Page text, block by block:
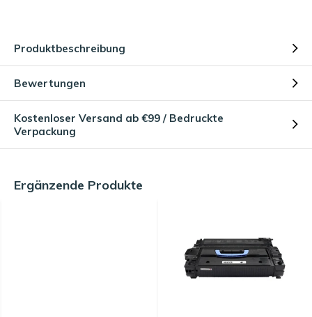
Produktbeschreibung
Bewertungen
Kostenloser Versand ab €99 / Bedruckte
Verpackung
Ergänzende Produkte